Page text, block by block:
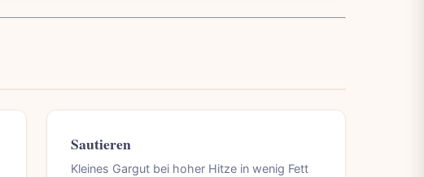
Sautieren
Kleines Gargut bei hoher Hitze in wenig Fett